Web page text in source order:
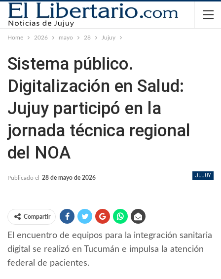
Home 2026 mayo 28 Jujuy
Sistema público.
Digitalización en Salud:
Jujuy participó en la
jornada técnica regional
del NOA
JUJUY
Publicado el 28 de mayo de 2026
Compartir
El encuentro de equipos para la integración sanitaria
digital se realizó en Tucumán e impulsa la atención
federal de pacientes.